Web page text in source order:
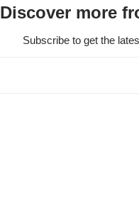
Discover more
Subscribe to get the